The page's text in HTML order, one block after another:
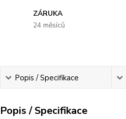
ZÁRUKA
24 měsíců
Popis / Specifikace
Popis / Specifikace